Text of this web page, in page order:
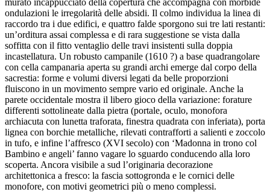
ondulazioni le irregolarità delle absidi. Il colmo individua la linea di
raccordo tra i due edifici, e quattro falde sporgono sui tre lati restanti:
un’orditura assai complessa e di rara suggestione se vista dalla
soffitta con il fitto ventaglio delle travi insistenti sulla doppia
incastellatura. Un robusto campanile (1610 ?) a base quadrangolare
con cella campanaria aperta su grandi archi emerge dal corpo della
sacrestia: forme e volumi diversi legati da belle proporzioni
fluiscono in un movimento sempre vario ed originale. Anche la
parete occidentale mostra il libero gioco della variazione: forature
differenti sottolineate dalla pietra (portale, oculo, monofora
archiacuta con lunetta traforata, finestra quadrata con inferiata), porta
lignea con borchie metalliche, rilevati contrafforti a salienti e zoccolo
in tufo, e infine l’affresco (XVI secolo) con ‘Madonna in trono col
Bambino e angeli’ fanno vagare lo sguardo conducendo alla loro
scoperta. Ancora visibile a sud l’originaria decorazione
architettonica a fresco: la fascia sottogronda e le cornici delle
monofore, con motivi geometrici più o meno complessi.